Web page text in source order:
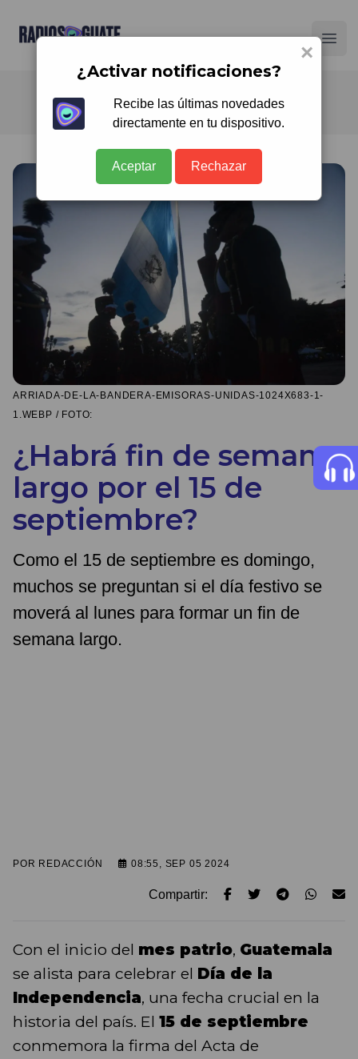
Radios Guate
ARRIADA-DE-LA-BANDERA-EMISORAS-UNIDAS-1024X683-1-
1.WEBP / FOTO:
¿Habrá fin de semana
largo por el 15 de
septiembre?
Como el 15 de septiembre es domingo,
muchos se preguntan si el día festivo se
moverá al lunes para formar un fin de
semana largo.
POR REDACCIÓN 08:55, SEP 05 2024
Compartir:
Con el inicio del mes patrio, Guatemala
se alista para celebrar el Día de la
Independencia, una fecha crucial en la
historia del país. El 15 de septiembre
conmemora la firma del Acta de
×
¿Activar notificaciones?
Recibe las últimas novedades
directamente en tu dispositivo.
Aceptar Rechazar